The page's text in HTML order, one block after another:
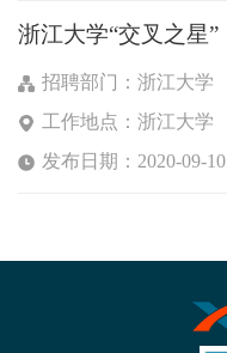
浙江大学“交叉之星”
招聘部门：浙江大学
工作地点：浙江大学
发布日期：2020-09-10